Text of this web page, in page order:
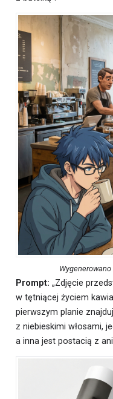
Prompt: „Zdjęcie
w tętniącej życiem
pierwszym planie
z niebieskimi włosami,
a inna jest postacią z